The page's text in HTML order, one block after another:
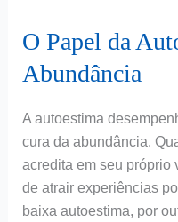
O Papel da
Abundância
A autoestima
cura da abundância.
acredita em seu próprio
de atrair experiências
baixa autoestima, por